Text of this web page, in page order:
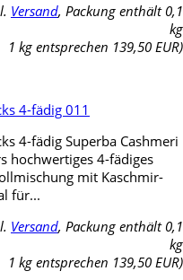
Versand, Packung enthält 0,1
kg
1 kg entsprechen 139,50 EUR)
4-fädig 011
4-fädig Superba Cashmeri
hochwertiges 4-fädiges
mit Kaschmir-
für...
Versand, Packung enthält 0,1
kg
1 kg entsprechen 139,50 EUR)